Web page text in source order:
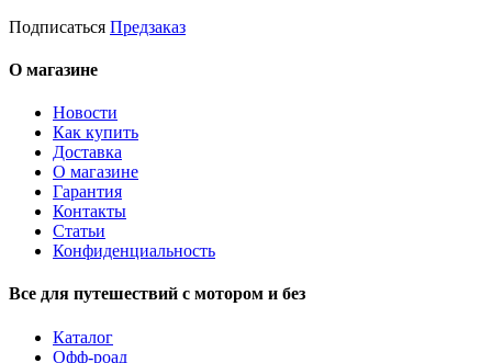
Подписаться Предзаказ
О магазине
Новости
Как купить
Доставка
О магазине
Гарантия
Контакты
Статьи
Конфиденциальность
Все для путешествий с мотором и без
Каталог
Офф-роад